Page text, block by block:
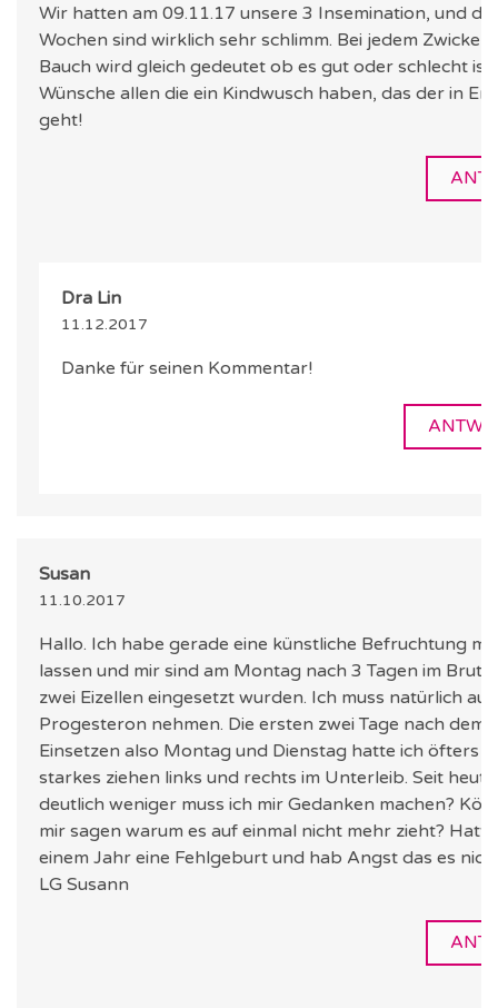
Wir hatten am 09.11.17 unsere 3 Insemination, und
Wochen sind wirklich sehr schlimm. Bei jedem Zwicken
Bauch wird gleich gedeutet ob es gut oder schlecht
Wünsche allen die ein Kindwusch haben, das der in Erfüllung
geht!
Dra Lin
11.12.2017
Danke für seinen Kommentar!
Susan
11.10.2017
Hallo. Ich habe gerade eine künstliche Befruchtung
lassen und mir sind am Montag nach 3 Tagen im
zwei Eizellen eingesetzt wurden. Ich muss natürlich
Progesteron nehmen. Die ersten zwei Tage nach dem
Einsetzen also Montag und Dienstag hatte ich öfters
starkes ziehen links und rechts im Unterleib. Seit
deutlich weniger muss ich mir Gedanken machen?
mir sagen warum es auf einmal nicht mehr zieht?
einem Jahr eine Fehlgeburt und hab Angst das es
LG Susann